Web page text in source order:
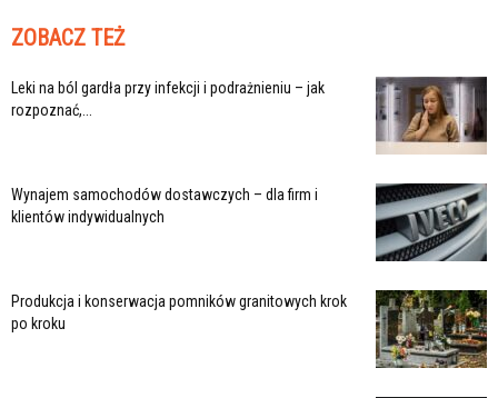
ZOBACZ TEŻ
Leki na ból gardła przy infekcji i podrażnieniu – jak
rozpoznać,...
Wynajem samochodów dostawczych – dla firm i
klientów indywidualnych
Produkcja i konserwacja pomników granitowych krok
po kroku